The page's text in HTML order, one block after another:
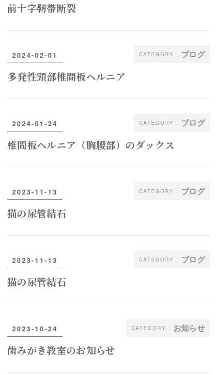
前十字靭帯断裂
ブログ
2024-02-01
多発性頸部椎間板ヘルニア
ブログ
2024-01-24
椎間板ヘルニア（胸腰部）のダックス
ブログ
2023-11-13
猫の尿管結石
ブログ
2023-11-13
猫の尿管結石
お知らせ
2023-10-24
歯みがき教室のお知らせ